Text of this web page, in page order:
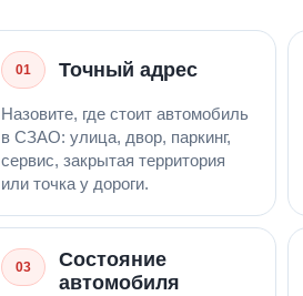
01 Точный адрес
Назовите, где стоит автомобиль
в СЗАО: улица, двор, паркинг,
сервис, закрытая территория
или точка у дороги.
03
Состояние
автомобиля